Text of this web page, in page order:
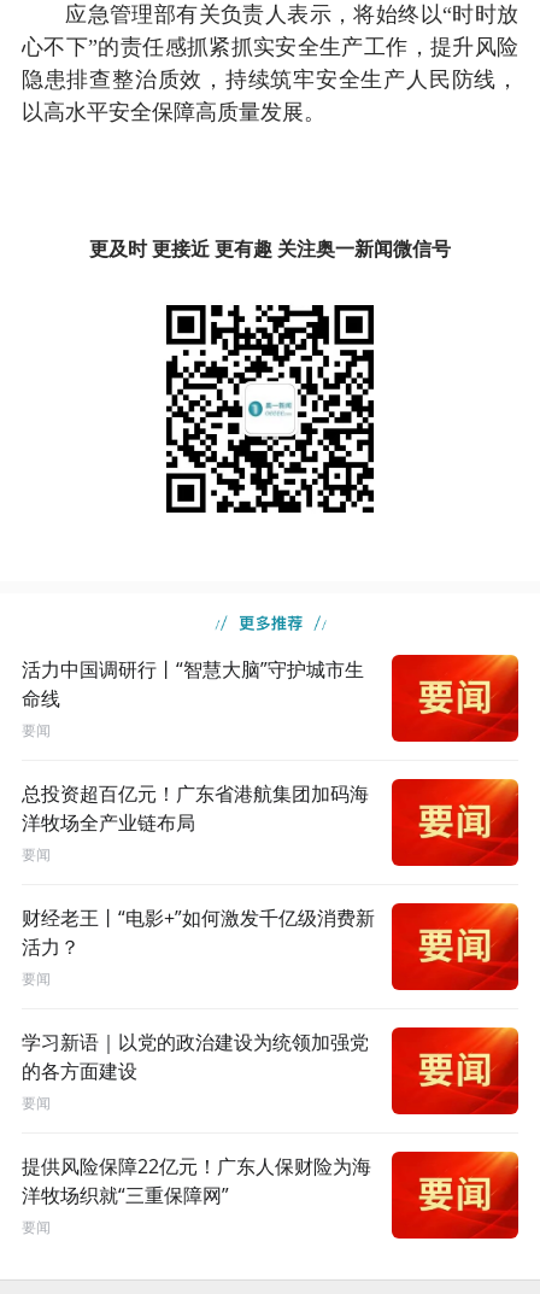
应急管理部有关负责人表示，将始终以“时时放
心不下”的责任感抓紧抓实安全生产工作，提升风险
隐患排查整治质效，持续筑牢安全生产人民防线，
以高水平安全保障高质量发展。
更及时 更接近 更有趣 关注奥一新闻微信号
活力中国调研行丨“智慧大脑”守护城市生
命线
要闻
总投资超百亿元！广东省港航集团加码海
洋牧场全产业链布局
要闻
财经老王丨“电影+”如何激发千亿级消费新
活力？
要闻
学习新语｜以党的政治建设为统领加强党
的各方面建设
要闻
提供风险保障22亿元！广东人保财险为海
洋牧场织就“三重保障网”
要闻